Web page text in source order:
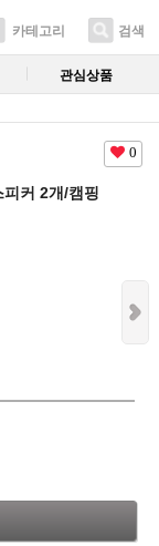
카테고리 검색
관심상품
0
커 2개/캠핑